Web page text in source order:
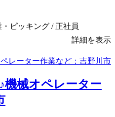
ピッキング / 正社員
詳細を表示
機械オペレーター